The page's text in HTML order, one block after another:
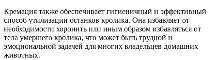
Кремация также обеспечивает гигиеничный и эффективный
способ утилизации останков кролика. Она избавляет от
необходимости хоронить или иным образом избавляться от
тела умершего кролика, что может быть трудной и
эмоциональной задачей для многих владельцев домашних
животных.